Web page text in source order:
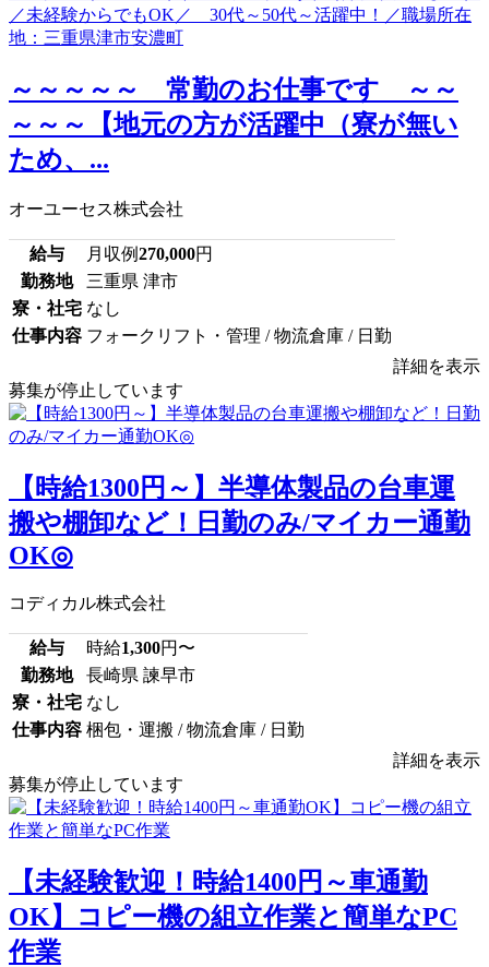
～～～～～ 常勤のお仕事です ～～
～～～【地元の方が活躍中（寮が無い
ため、...
オーユーセス株式会社
給与 月収例270,000円
勤務地
三重県 津市
寮・社宅 なし
仕事内容 フォークリフト・管理 / 物流倉庫 / 日勤
詳細を表示
募集が停止しています
【時給1300円～】半導体製品の台車運
搬や棚卸など！日勤のみ/マイカー通勤
OK◎
コディカル株式会社
給与 時給1,300円〜
勤務地
長崎県 諫早市
寮・社宅 なし
仕事内容 梱包・運搬 / 物流倉庫 / 日勤
詳細を表示
募集が停止しています
【未経験歓迎！時給1400円～車通勤
OK】コピー機の組立作業と簡単なPC
作業